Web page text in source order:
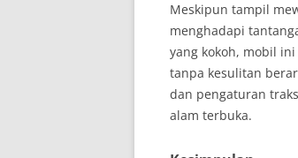
Meskipun tampil
menghadapi
yang kokoh, mobil
tanpa kesulitan
dan pengaturan
alam terbuka.